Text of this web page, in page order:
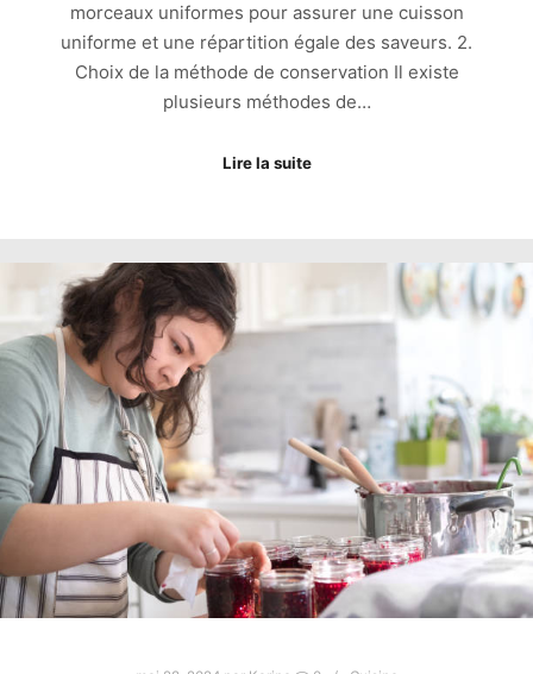
morceaux uniformes pour assurer une cuisson
uniforme et une répartition égale des saveurs. 2.
Choix de la méthode de conservation Il existe
plusieurs méthodes de…
Lire la suite